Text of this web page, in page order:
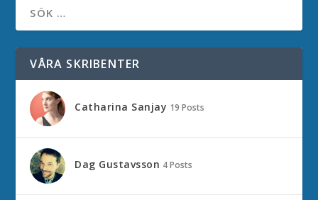
VÅRA SKRIBENTER
Catharina Sanjay 19 Posts
Dag Gustavsson 4 Posts